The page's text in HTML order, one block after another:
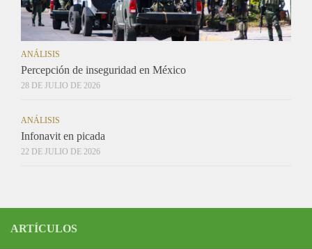
ANÁLISIS
Percepción de inseguridad en México
28 DE JULIO DE 2026
ANÁLISIS
Infonavit en picada
22 DE JULIO DE 2026
ARTÍCULOS